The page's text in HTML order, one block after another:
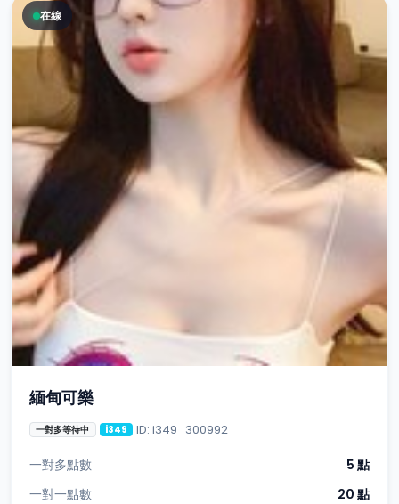
在線
緬甸可樂
一對多等待中 i349 ID: i349_300992
一對多點數
5 點
一對一點數
20 點